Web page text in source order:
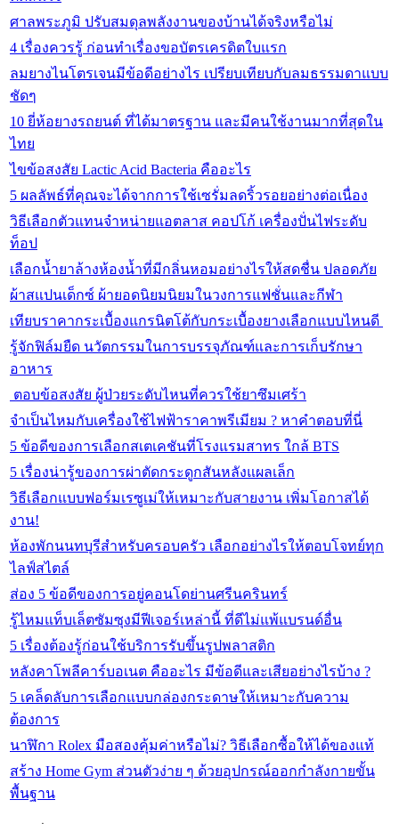
ศาลพระภูมิ ปรับสมดุลพลังงานของบ้านได้จริงหรือไม่
4 เรื่องควรรู้ ก่อนทำเรื่องขอบัตรเครดิตใบแรก
ลมยางไนโตรเจนมีข้อดีอย่างไร เปรียบเทียบกับลมธรรมดาแบบ
ชัดๆ
10 ยี่ห้อยางรถยนต์ ที่ได้มาตรฐาน และมีคนใช้งานมากที่สุดใน
ไทย
ไขข้อสงสัย Lactic Acid Bacteria คืออะไร
5 ผลลัพธ์ที่คุณจะได้จากการใช้เซรั่มลดริ้วรอยอย่างต่อเนื่อง
วิธีเลือกตัวแทนจำหน่ายแอตลาส คอปโก้ เครื่องปั่นไฟระดับ
ท็อป
เลือกน้ำยาล้างห้องน้ำที่มีกลิ่นหอมอย่างไรให้สดชื่น ปลอดภัย
ผ้าสแปนเด็กซ์ ผ้ายอดนิยมนิยมในวงการแฟชั่นและกีฬา
เทียบราคากระเบื้องแกรนิตโต้กับกระเบื้องยางเลือกแบบไหนดี
รู้จักฟิล์มยืด นวัตกรรมในการบรรจุภัณฑ์และการเก็บรักษา
อาหาร
ตอบข้อสงสัย ผู้ป่วยระดับไหนที่ควรใช้ยาซึมเศร้า
จำเป็นไหมกับเครื่องใช้ไฟฟ้าราคาพรีเมียม ? หาคำตอบที่นี่
5 ข้อดีของการเลือกสเตเคชันที่โรงแรมสาทร ใกล้ BTS
5 เรื่องน่ารู้ของการผ่าตัดกระดูกสันหลังแผลเล็ก
วิธีเลือกแบบฟอร์มเรซูเม่ให้เหมาะกับสายงาน เพิ่มโอกาสได้
งาน!
ห้องพักนนทบุรีสำหรับครอบครัว เลือกอย่างไรให้ตอบโจทย์ทุก
ไลฟ์สไตล์
ส่อง 5 ข้อดีของการอยู่คอนโดย่านศรีนครินทร์
รู้ไหมแท็บเล็ตซัมซุงมีฟีเจอร์เหล่านี้ ที่ดีไม่แพ้แบรนด์อื่น
5 เรื่องต้องรู้ก่อนใช้บริการรับขึ้นรูปพลาสติก
หลังคาโพลีคาร์บอเนต คืออะไร มีข้อดีและเสียอย่างไรบ้าง ?
5 เคล็ดลับการเลือกแบบกล่องกระดาษให้เหมาะกับความ
ต้องการ
นาฬิกา Rolex มือสองคุ้มค่าหรือไม่? วิธีเลือกซื้อให้ได้ของแท้
สร้าง Home Gym ส่วนตัวง่าย ๆ ด้วยอุปกรณ์ออกกำลังกายขั้น
พื้นฐาน